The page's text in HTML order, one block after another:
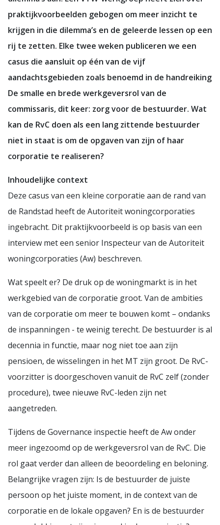
praktijkvoorbeelden gebogen om meer inzicht te
krijgen in die dilemma’s en de geleerde lessen op een
rij te zetten. Elke twee weken publiceren we een
casus die aansluit op één van de vijf
aandachtsgebieden zoals benoemd in de handreiking
De smalle en brede werkgeversrol van de
commissaris, dit keer: zorg voor de bestuurder. Wat
kan de RvC doen als een lang zittende bestuurder
niet in staat is om de opgaven van zijn of haar
corporatie te realiseren?
Inhoudelijke context
Deze casus van een kleine corporatie aan de rand van
de Randstad heeft de Autoriteit woningcorporaties
ingebracht. Dit praktijkvoorbeeld is op basis van een
interview met een senior Inspecteur van de Autoriteit
woningcorporaties (Aw) beschreven.
Wat speelt er? De druk op de woningmarkt is in het
werkgebied van de corporatie groot. Van de ambities
van de corporatie om meer te bouwen komt – ondanks
de inspanningen - te weinig terecht. De bestuurder is al
decennia in functie, maar nog niet toe aan zijn
pensioen, de wisselingen in het MT zijn groot. De RvC-
voorzitter is doorgeschoven vanuit de RvC zelf (zonder
procedure), twee nieuwe RvC-leden zijn net
aangetreden.
Tijdens de Governance inspectie heeft de Aw onder
meer ingezoomd op de werkgeversrol van de RvC. Die
rol gaat verder dan alleen de beoordeling en beloning.
Belangrijke vragen zijn: Is de bestuurder de juiste
persoon op het juiste moment, in de context van de
corporatie en de lokale opgaven? En is de bestuurder